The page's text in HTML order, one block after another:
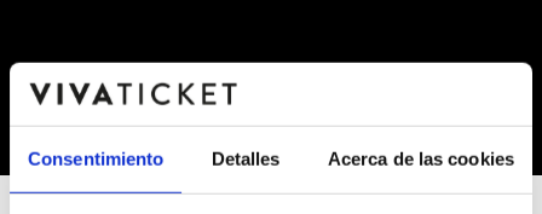
Consentimiento Detalles Acerca de las cookies